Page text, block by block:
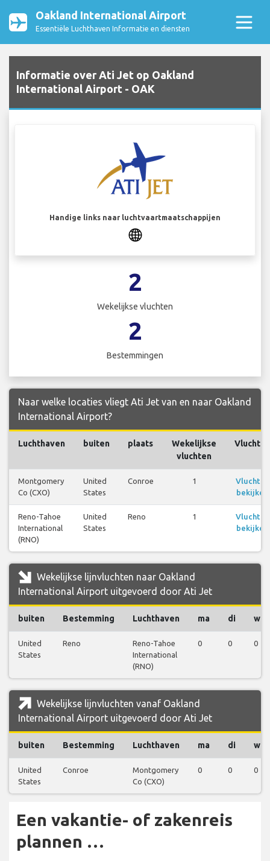
Oakland International Airport
Essentiële Luchthaven Informatie en diensten
Informatie over Ati Jet op Oakland
International Airport - OAK
Handige links naar luchtvaartmaatschappijen
2
Wekelijkse vluchten
2
Bestemmingen
Naar welke locaties vliegt Ati Jet van en naar Oakland
International Airport?
Luchthaven buiten plaats
Wekelijkse
vluchten
Vluchten
Montgomery
Co (CXO)
United
States
Conroe 1
Vluchten
bekijken
Reno-Tahoe
International
(RNO)
United
States
Reno 1
Vluchten
bekijken
Wekelijkse lijnvluchten naar Oakland
International Airport uitgevoerd door Ati Jet
buiten Bestemming Luchthaven ma di wo
United
States
Reno
Reno-Tahoe
International
(RNO)
0 0 0
Wekelijkse lijnvluchten vanaf Oakland
International Airport uitgevoerd door Ati Jet
buiten Bestemming Luchthaven ma di wo
United
States
Conroe
Montgomery
Co (CXO)
0 0 0
Een vakantie- of zakenreis
plannen …